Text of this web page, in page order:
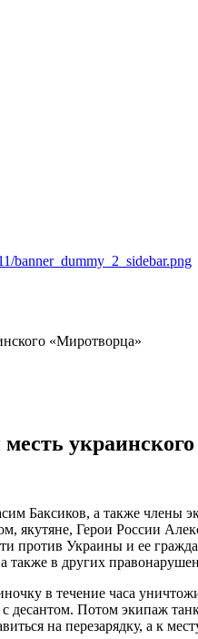
«Миротворца»
Баксиков, а также члены
якутяне, Герои России
против Украины и ее
также в других
в течение часа
десантом. Потом экипаж
на перезарядку, а к